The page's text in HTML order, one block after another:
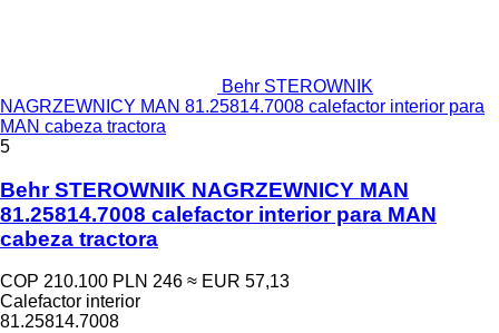
Behr STEROWNIK
NAGRZEWNICY MAN 81.25814.7008 calefactor interior para
MAN cabeza tractora
5
Behr STEROWNIK NAGRZEWNICY MAN
81.25814.7008 calefactor interior para MAN
cabeza tractora
COP 210.100 PLN 246 ≈ EUR 57,13
Calefactor interior
81.25814.7008